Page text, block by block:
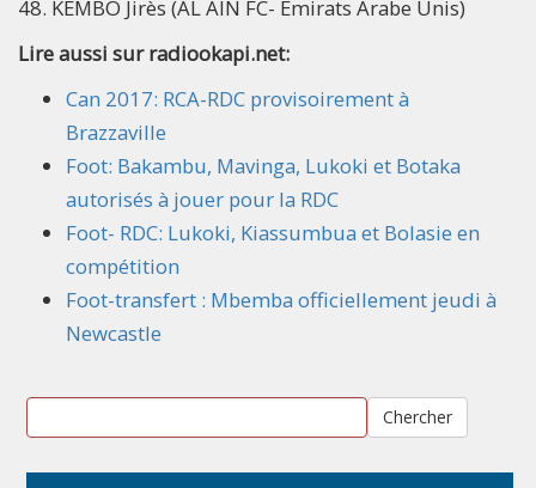
48. KEMBO Jirès (AL AIN FC- Emirats Arabe Unis)
Lire aussi sur radiookapi.net:
Can 2017: RCA-RDC provisoirement à
Brazzaville
Foot: Bakambu, Mavinga, Lukoki et Botaka
autorisés à jouer pour la RDC
Foot- RDC: Lukoki, Kiassumbua et Bolasie en
compétition
Foot-transfert : Mbemba officiellement jeudi à
Newcastle
Chercher